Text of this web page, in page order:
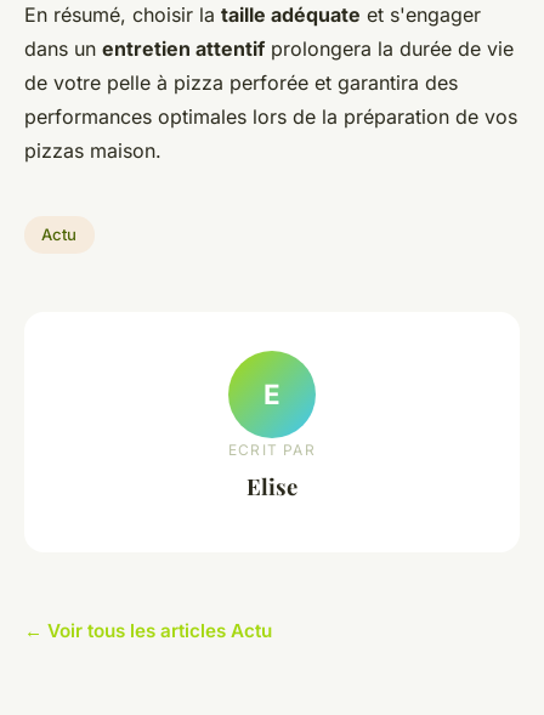
En résumé, choisir la taille adéquate et s'engager
dans un entretien attentif prolongera la durée de vie
de votre pelle à pizza perforée et garantira des
performances optimales lors de la préparation de vos
pizzas maison.
Actu
E
ECRIT PAR
Elise
← Voir tous les articles Actu